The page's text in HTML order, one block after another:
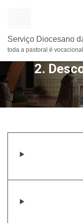
Serviço Diocesano
toda a pastoral é vocacional
2.